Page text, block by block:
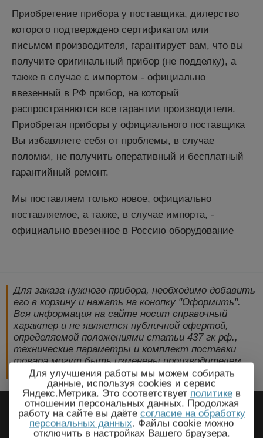
Приобретение прибора у поставщика, дилерство
которого подтверждено сертификатом или
письмом производителя, гарантирует вам, что вы
получите оригинальный прибор (не подделку), а
также в случае с импортом - официально
ввезенный в РФ прибор, на который
распространяются все гарантии производителя.
Приобретая приборы у официального поставщика
Вы избавляете себя от проблемы, в случае
поломки, не получить оперативный и бесплатный
гарантийный ремонт.
Мы поставляем только новое, официально
поставляемое, а также, в случае импорта, -
официально ввезенное в Россию оборудование
Для заказа нужного прибора, необходимо добавить
его в корзину и нажать на конопку "Оформить".
Вся информация на сайте носит справочный
характер и не является публичной офертой,
определяемой положениями статьи 437 гк рф.,
технические параметры и комплект поставки
товара могут быть изменены производителем
без предварительного уведомления!
2009-2026 © ЭлектроПрогресс -
Электротехническое оборудование
Для улучшения работы мы можем собирать
данные, используя cookies и сервис
Яндекс.Метрика. Это соответствует политике в
отношении персональных данных. Продолжая
работу на сайте вы даёте согласие на обработку
персональных данных. Файлы cookie можно
отключить в настройках Вашего браузера.